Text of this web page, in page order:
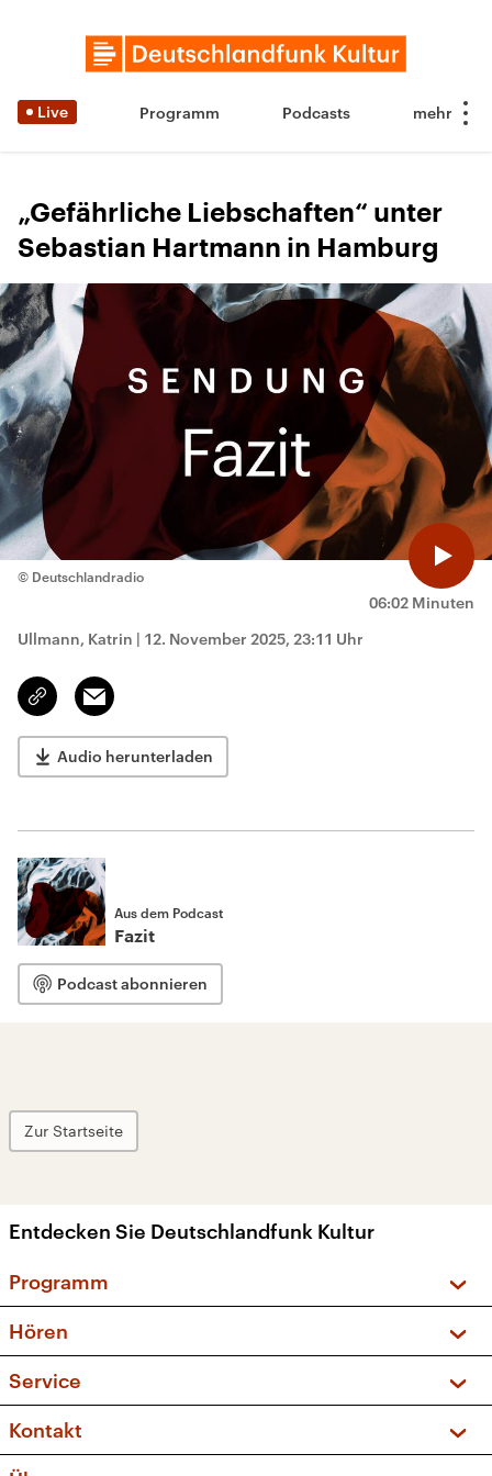
Live Programm Podcasts
„Gefährliche Liebschaften“ unter
Sebastian Hartmann in Hamburg
06:02 Minuten
© Deutschlandradio
Ullmann, Katrin | 12. November 2025, 23:11 Uhr
Link
kopieren/teilen
Email
Audio herunterladen
Aus dem Podcast
Fazit
Podcast abonnieren
Zur Startseite
Entdecken Sie Deutschlandfunk Kultur
Programm
Sendungen und Podcasts
Musikliste
Kakadu – Das Kinderprogramm
Hören
Frequenzen (UKW + DAB+)
Service
FAQ
Apps
Kontakt